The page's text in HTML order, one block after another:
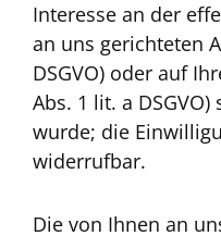
Interesse an der
an uns gerichteten
DSGVO) oder auf
Abs. 1 lit. a
wurde; die
widerrufbar.
Die von Ihnen an